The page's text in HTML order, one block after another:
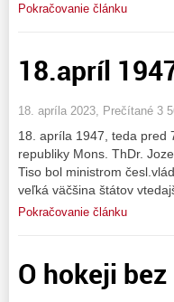
Pokračovanie článku
18.apríl
18. apríla 2023, Prečítané 3
18. apríla 1947, teda pred
republiky Mons. ThDr.
Tiso bol ministrom
veľká väčšina štátov
Pokračovanie článku
O hokeji